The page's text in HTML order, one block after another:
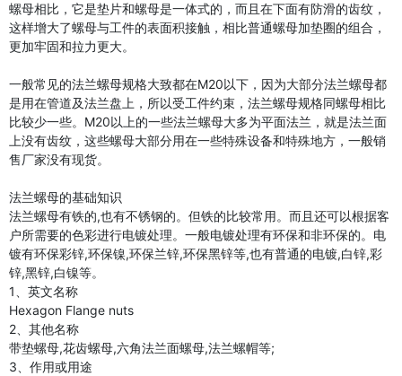
螺母相比，它是垫片和螺母是一体式的，而且在下面有防滑的齿纹，
这样增大了螺母与工件的表面积接触，相比普通螺母加垫圈的组合，
更加牢固和拉力更大。
一般常见的法兰螺母规格大致都在M20以下，因为大部分法兰螺母都
是用在管道及法兰盘上，所以受工件约束，法兰螺母规格同螺母相比
比较少一些。M20以上的一些法兰螺母大多为平面法兰，就是法兰面
上没有齿纹，这些螺母大部分用在一些特殊设备和特殊地方，一般销
售厂家没有现货。
法兰螺母的基础知识
法兰螺母有铁的,也有不锈钢的。但铁的比较常用。而且还可以根据客
户所需要的色彩进行电镀处理。一般电镀处理有环保和非环保的。电
镀有环保彩锌,环保镍,环保兰锌,环保黑锌等,也有普通的电镀,白锌,彩
锌,黑锌,白镍等。
1、英文名称
Hexagon Flange nuts
2、其他名称
带垫螺母,花齿螺母,六角法兰面螺母,法兰螺帽等;
3、作用或用途